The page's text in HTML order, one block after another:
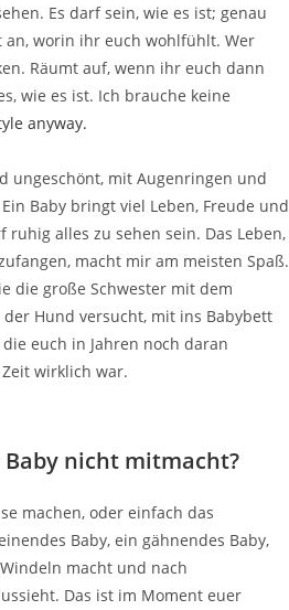
Es darf sein, wie es ist; genau
an, worin ihr euch wohlfühlt. Wer
Räumt auf, wenn ihr euch dann
wie es ist. Ich brauche keine
anyway.
ungeschönt, mit Augenringen und
Baby bringt viel Leben, Freude und
ruhig alles zu sehen sein. Das Leben,
macht mir am meisten Spaß.
die große Schwester mit dem
Hund versucht, mit ins Babybett
euch in Jahren noch daran
wirklich war.
Baby nicht mitmacht?
machen, oder einfach das
Baby, ein gähnendes Baby,
macht und nach
Das ist im Moment euer